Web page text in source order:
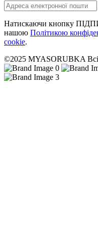
Натискаючи кнопку
нашою Політикою
cookie.
©2025 MYASORUBKA Всі